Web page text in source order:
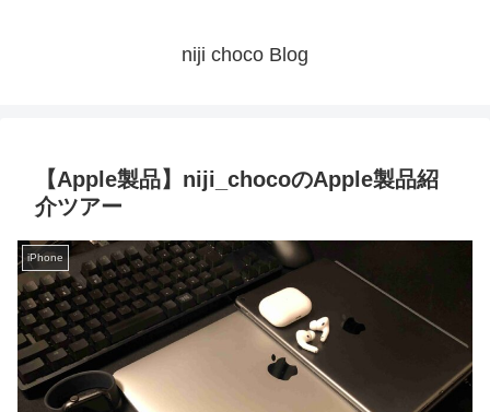
niji choco Blog
【Apple製品】niji_chocoのApple製品紹
介ツアー
iPhone